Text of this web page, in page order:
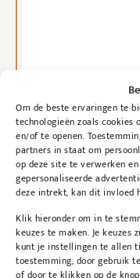
Om de beste ervaringen te
technologieën zoals
en/of te openen.
partners in staat om
op deze site te verwerken
gepersonaliseerde
deze intrekt, kan dit invloed
Klik hieronder om in te
keuzes te maken. Je keuzes
kunt je instellingen te allen
toestemming, door gebruik
of door te klikken op de
Hydrinity
Hyacyn active
€80,00